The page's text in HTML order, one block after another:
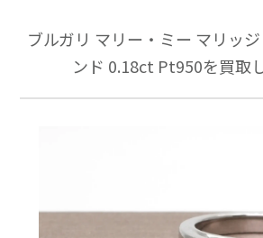
ブルガリ マリー・ミー マリッ
ンド 0.18ct Pt950を買取